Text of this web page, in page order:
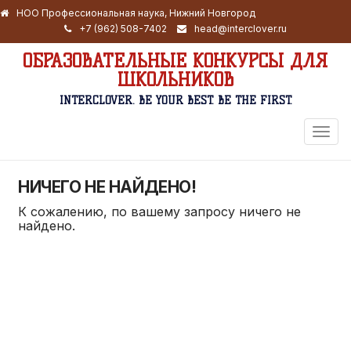
НОО Профессиональная наука, Нижний Новгород
+7 (962) 508-7402
head@interclover.ru
ОБРАЗОВАТЕЛЬНЫЕ КОНКУРСЫ ДЛЯ
ШКОЛЬНИКОВ
INTERCLOVER. BE YOUR BEST. BE THE FIRST.
НИЧЕГО НЕ НАЙДЕНО!
К сожалению, по вашему запросу ничего не
найдено.